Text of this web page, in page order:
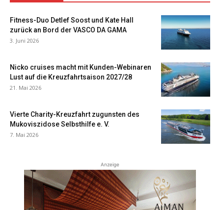
Fitness-Duo Detlef Soost und Kate Hall
zurück an Bord der VASCO DA GAMA
3. Juni 2026
Nicko cruises macht mit Kunden-Webinaren
Lust auf die Kreuzfahrtsaison 2027/28
21. Mai 2026
Vierte Charity-Kreuzfahrt zugunsten des
Mukoviszidose Selbsthilfe e. V.
7. Mai 2026
Anzeige